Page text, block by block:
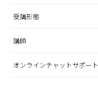
受講形態
講師
オンラインチャットサポート